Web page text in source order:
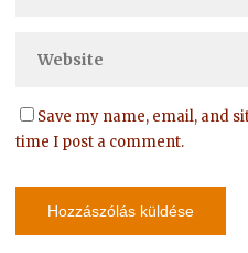
Save my name, email, and
time I post a comment.